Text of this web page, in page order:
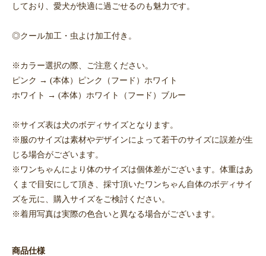
しており、愛犬が快適に過ごせるのも魅力です。
◎クール加工・虫よけ加工付き。
※カラー選択の際、ご注意ください。
ピンク → (本体）ピンク（フード）ホワイト
ホワイト → (本体）ホワイト（フード）ブルー
※サイズ表は犬のボディサイズとなります。
※服のサイズは素材やデザインによって若干のサイズに誤差が生
じる場合がございます。
※ワンちゃんにより体のサイズは個体差がございます。体重はあ
くまで目安にして頂き、採寸頂いたワンちゃん自体のボディサイ
ズを元に、購入サイズをご検討ください。
※着用写真は実際の色合いと異なる場合がございます。
商品仕様